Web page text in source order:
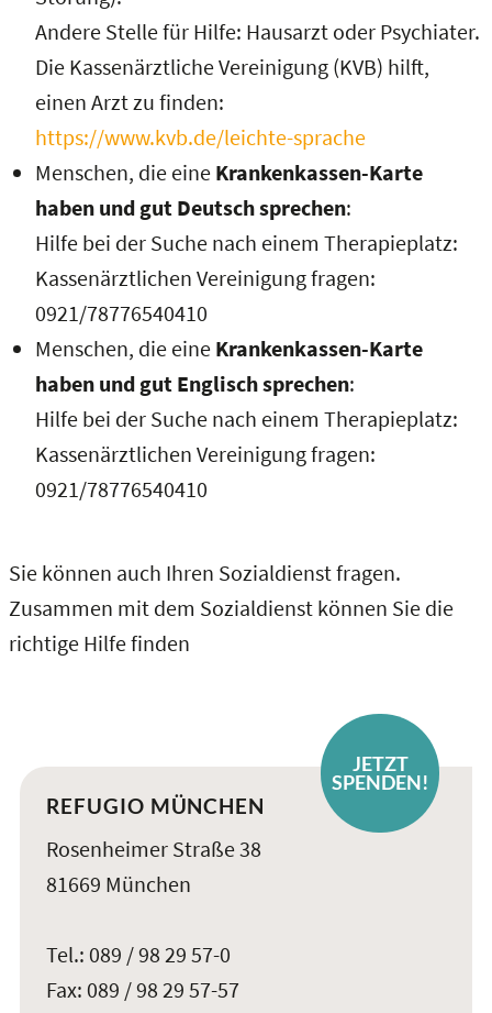
Andere Stelle für Hilfe: Hausarzt oder Psychiater.
Die Kassenärztliche Vereinigung (KVB) hilft,
einen Arzt zu finden:
https://www.kvb.de/leichte-sprache
Menschen, die eine Krankenkassen-Karte
haben und gut Deutsch sprechen:
Hilfe bei der Suche nach einem Therapieplatz:
Kassenärztlichen Vereinigung fragen:
0921/78776540410
Menschen, die eine Krankenkassen-Karte
haben und gut Englisch sprechen:
Hilfe bei der Suche nach einem Therapieplatz:
Kassenärztlichen Vereinigung fragen:
0921/78776540410
Sie können auch Ihren Sozialdienst fragen.
Zusammen mit dem Sozialdienst können Sie die
richtige Hilfe finden
JETZT
SPENDEN!
REFUGIO MÜNCHEN
Rosenheimer Straße 38
81669 München
Tel.: 089 / 98 29 57-0
Fax: 089 / 98 29 57-57